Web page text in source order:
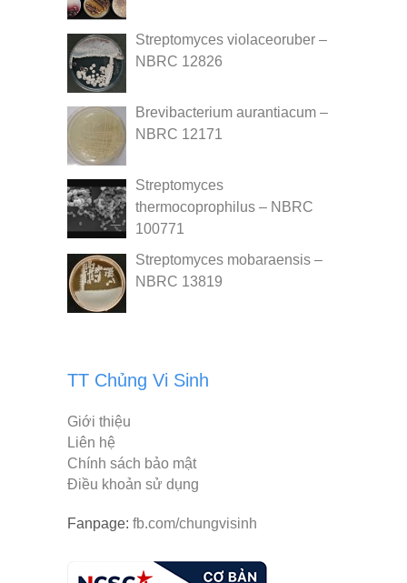
Streptomyces violaceoruber –
NBRC 12826
Brevibacterium aurantiacum –
NBRC 12171
Streptomyces
thermocoprophilus – NBRC
100771
Streptomyces mobaraensis –
NBRC 13819
TT Chủng Vi Sinh
Giới thiệu
Liên hệ
Chính sách bảo mật
Điều khoản sử dụng
Fanpage: fb.com/chungvisinh